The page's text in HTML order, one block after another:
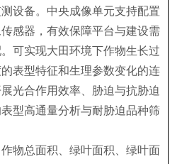
设备。中央成像单元支持配置
感器，有效保障平台与建设需
可实现大田环境下作物生长过
表型特征和生理参数变化的连
光合作用效率、胁迫与抗胁迫
型高通量分析与耐胁迫品种筛
物总面积、绿叶面积、绿叶面